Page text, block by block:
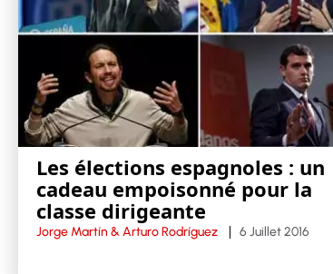
Les élections espagnoles : un
cadeau empoisonné pour la
classe dirigeante
Jorge Martín & Arturo Rodríguez 6 Juillet 2016